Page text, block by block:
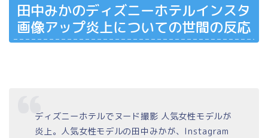
田中みかのディズニーホテルインスタ
画像アップ炎上についての世間の反応
ディズニーホテルでヌード撮影 人気女性モデルが
炎上。人気女性モデルの田中みかが、Instagram